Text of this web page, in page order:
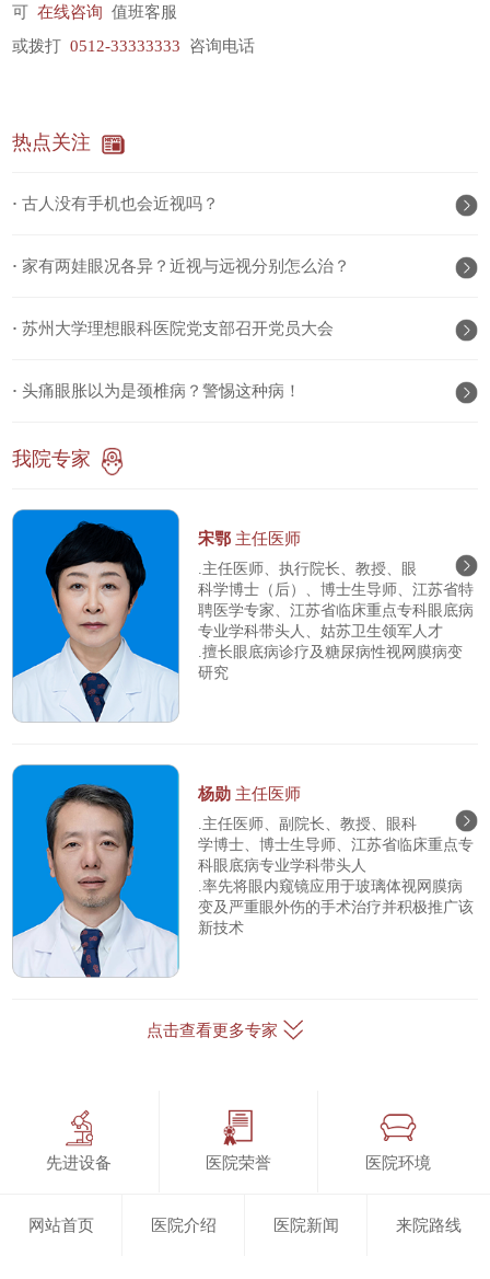
可在线咨询 值班客服
或拨打0512-33333333 咨询电话
热点关注
·古人没有手机也会近视吗？
·家有两娃眼况各异？近视与远视分别怎么治？
·苏州大学理想眼科医院党支部召开党员大会
·头痛眼胀以为是颈椎病？警惕这种病！
我院专家
宋鄂 主任医师
.主任医师、执行院长、教授、眼
科学博士（后）、博士生导师、江苏省特
聘医学专家、江苏省临床重点专科眼底病
专业学科带头人、姑苏卫生领军人才
.擅长眼底病诊疗及糖尿病性视网膜病变
研究
杨勋 主任医师
.主任医师、副院长、教授、眼科
学博士、博士生导师、江苏省临床重点专
科眼底病专业学科带头人
.率先将眼内窥镜应用于玻璃体视网膜病
变及严重眼外伤的手术治疗并积极推广该
新技术
点击查看更多专家
先进设备 医院荣誉 医院环境
网站首页 医院介绍 医院新闻 来院路线